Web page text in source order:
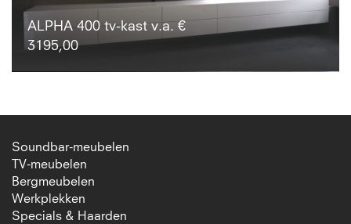
ALPHA 400 tv-kast v.a. €
3195,00
Soundbar-meubelen
TV-meubelen
Bergmeubelen
Werkplekken
Specials & Haarden